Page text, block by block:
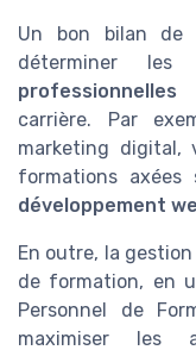
Un bon bilan de
déterminer les
professionnelles
carrière. Par
marketing digital,
formations axées
développement
En outre, la
de formation, en
Personnel de
maximiser les